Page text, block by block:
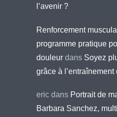
l’avenir ?
Renforcement
programme pratique
douleur dans Soyez
grâce à l’entraînement
eric dans Portrait de
Barbara Sanchez,